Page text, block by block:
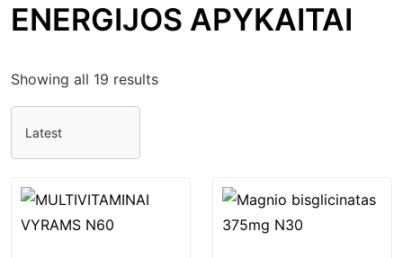
Akims
Moterims
Nagams Nervų sistemai
ENERGIJOS APYKAITAI
Showing all 19 results